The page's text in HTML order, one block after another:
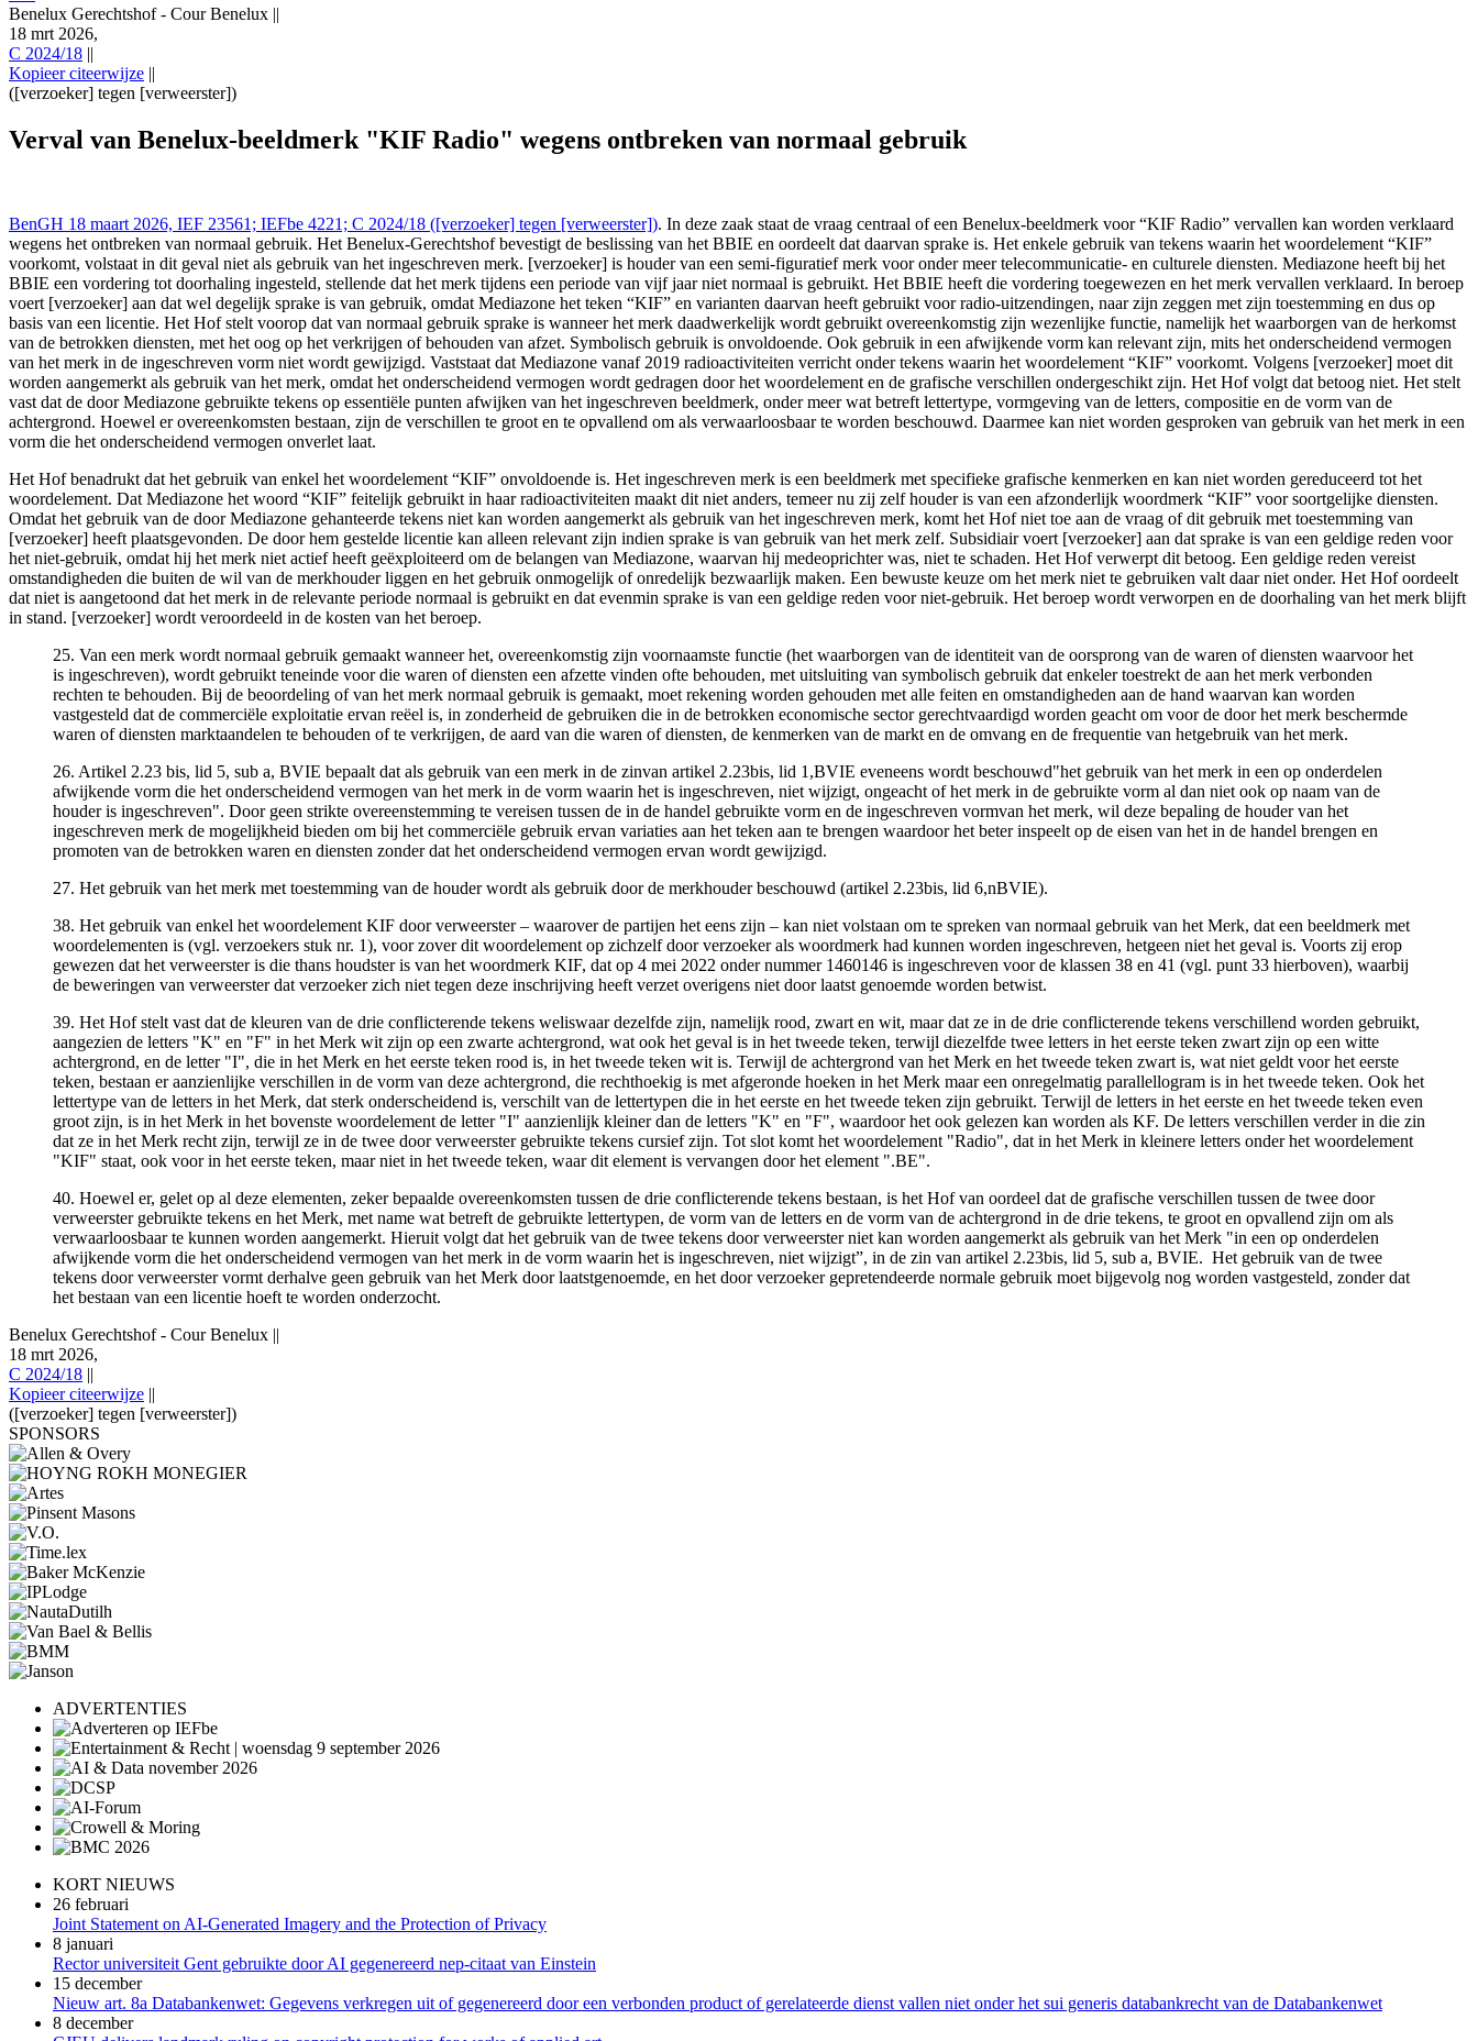
Benelux Gerechtshof - Cour Benelux ||
18 mrt 2026,
C 2024/18 ||
Kopieer citeerwijze ||
([verzoeker] tegen [verweerster])
ontbreken-van-normaal-gebruik
Verval van Benelux-beeldmerk "KIF Radio" wegens ontbreken van normaal gebruik
BenGH 18 maart 2026, IEF 23561; IEFbe 4221; C 2024/18 ([verzoeker] tegen [verweerster]). In deze zaak staat de vraag centraal of een Benelux-beeldmerk voor “KIF Radio” vervallen kan worden verklaard
wegens het ontbreken van normaal gebruik. Het Benelux-Gerechtshof bevestigt de beslissing van het BBIE en oordeelt dat daarvan sprake is. Het enkele gebruik van tekens waarin het woordelement “KIF”
voorkomt, volstaat in dit geval niet als gebruik van het ingeschreven merk. [verzoeker] is houder van een semi-figuratief merk voor onder meer telecommunicatie- en culturele diensten. Mediazone heeft bij het
BBIE een vordering tot doorhaling ingesteld, stellende dat het merk tijdens een periode van vijf jaar niet normaal is gebruikt. Het BBIE heeft die vordering toegewezen en het merk vervallen verklaard. In beroep
voert [verzoeker] aan dat wel degelijk sprake is van gebruik, omdat Mediazone het teken “KIF” en varianten daarvan heeft gebruikt voor radio-uitzendingen, naar zijn zeggen met zijn toestemming en dus op
basis van een licentie. Het Hof stelt voorop dat van normaal gebruik sprake is wanneer het merk daadwerkelijk wordt gebruikt overeenkomstig zijn wezenlijke functie, namelijk het waarborgen van de herkomst
van de betrokken diensten, met het oog op het verkrijgen of behouden van afzet. Symbolisch gebruik is onvoldoende. Ook gebruik in een afwijkende vorm kan relevant zijn, mits het onderscheidend vermogen
van het merk in de ingeschreven vorm niet wordt gewijzigd. Vaststaat dat Mediazone vanaf 2019 radioactiviteiten verricht onder tekens waarin het woordelement “KIF” voorkomt. Volgens [verzoeker] moet dit
worden aangemerkt als gebruik van het merk, omdat het onderscheidend vermogen wordt gedragen door het woordelement en de grafische verschillen ondergeschikt zijn. Het Hof volgt dat betoog niet. Het stelt
vast dat de door Mediazone gebruikte tekens op essentiële punten afwijken van het ingeschreven beeldmerk, onder meer wat betreft lettertype, vormgeving van de letters, compositie en de vorm van de
achtergrond. Hoewel er overeenkomsten bestaan, zijn de verschillen te groot en te opvallend om als verwaarloosbaar te worden beschouwd. Daarmee kan niet worden gesproken van gebruik van het merk in een
vorm die het onderscheidend vermogen onverlet laat.
Het Hof benadrukt dat het gebruik van enkel het woordelement “KIF” onvoldoende is. Het ingeschreven merk is een beeldmerk met specifieke grafische kenmerken en kan niet worden gereduceerd tot het
woordelement. Dat Mediazone het woord “KIF” feitelijk gebruikt in haar radioactiviteiten maakt dit niet anders, temeer nu zij zelf houder is van een afzonderlijk woordmerk “KIF” voor soortgelijke diensten.
Omdat het gebruik van de door Mediazone gehanteerde tekens niet kan worden aangemerkt als gebruik van het ingeschreven merk, komt het Hof niet toe aan de vraag of dit gebruik met toestemming van
[verzoeker] heeft plaatsgevonden. De door hem gestelde licentie kan alleen relevant zijn indien sprake is van gebruik van het merk zelf. Subsidiair voert [verzoeker] aan dat sprake is van een geldige reden voor
het niet-gebruik, omdat hij het merk niet actief heeft geëxploiteerd om de belangen van Mediazone, waarvan hij medeoprichter was, niet te schaden. Het Hof verwerpt dit betoog. Een geldige reden vereist
omstandigheden die buiten de wil van de merkhouder liggen en het gebruik onmogelijk of onredelijk bezwaarlijk maken. Een bewuste keuze om het merk niet te gebruiken valt daar niet onder. Het Hof oordeelt
dat niet is aangetoond dat het merk in de relevante periode normaal is gebruikt en dat evenmin sprake is van een geldige reden voor niet-gebruik. Het beroep wordt verworpen en de doorhaling van het merk blijft
in stand. [verzoeker] wordt veroordeeld in de kosten van het beroep.
25. Van een merk wordt normaal gebruik gemaakt wanneer het, overeenkomstig zijn voornaamste functie (het waarborgen van de identiteit van de oorsprong van de waren of diensten waarvoor het
is ingeschreven), wordt gebruikt teneinde voor die waren of diensten een afzette vinden ofte behouden, met uitsluiting van symbolisch gebruik dat enkeler toestrekt de aan het merk verbonden
rechten te behouden. Bij de beoordeling of van het merk normaal gebruik is gemaakt, moet rekening worden gehouden met alle feiten en omstandigheden aan de hand waarvan kan worden
vastgesteld dat de commerciële exploitatie ervan reëel is, in zonderheid de gebruiken die in de betrokken economische sector gerechtvaardigd worden geacht om voor de door het merk beschermde
waren of diensten marktaandelen te behouden of te verkrijgen, de aard van die waren of diensten, de kenmerken van de markt en de omvang en de frequentie van hetgebruik van het merk.
26. Artikel 2.23 bis, lid 5, sub a, BVIE bepaalt dat als gebruik van een merk in de zinvan artikel 2.23bis, lid 1,BVIE eveneens wordt beschouwd"het gebruik van het merk in een op onderdelen
afwijkende vorm die het onderscheidend vermogen van het merk in de vorm waarin het is ingeschreven, niet wijzigt, ongeacht of het merk in de gebruikte vorm al dan niet ook op naam van de
houder is ingeschreven". Door geen strikte overeenstemming te vereisen tussen de in de handel gebruikte vorm en de ingeschreven vormvan het merk, wil deze bepaling de houder van het
ingeschreven merk de mogelijkheid bieden om bij het commerciële gebruik ervan variaties aan het teken aan te brengen waardoor het beter inspeelt op de eisen van het in de handel brengen en
promoten van de betrokken waren en diensten zonder dat het onderscheidend vermogen ervan wordt gewijzigd.
27. Het gebruik van het merk met toestemming van de houder wordt als gebruik door de merkhouder beschouwd (artikel 2.23bis, lid 6,nBVIE).
38. Het gebruik van enkel het woordelement KIF door verweerster – waarover de partijen het eens zijn – kan niet volstaan om te spreken van normaal gebruik van het Merk, dat een beeldmerk met
woordelementen is (vgl. verzoekers stuk nr. 1), voor zover dit woordelement op zichzelf door verzoeker als woordmerk had kunnen worden ingeschreven, hetgeen niet het geval is. Voorts zij erop
gewezen dat het verweerster is die thans houdster is van het woordmerk KIF, dat op 4 mei 2022 onder nummer 1460146 is ingeschreven voor de klassen 38 en 41 (vgl. punt 33 hierboven), waarbij
de beweringen van verweerster dat verzoeker zich niet tegen deze inschrijving heeft verzet overigens niet door laatst genoemde worden betwist.
39. Het Hof stelt vast dat de kleuren van de drie conflicterende tekens weliswaar dezelfde zijn, namelijk rood, zwart en wit, maar dat ze in de drie conflicterende tekens verschillend worden gebruikt,
aangezien de letters "K" en "F" in het Merk wit zijn op een zwarte achtergrond, wat ook het geval is in het tweede teken, terwijl diezelfde twee letters in het eerste teken zwart zijn op een witte
achtergrond, en de letter "I", die in het Merk en het eerste teken rood is, in het tweede teken wit is. Terwijl de achtergrond van het Merk en het tweede teken zwart is, wat niet geldt voor het eerste
teken, bestaan er aanzienlijke verschillen in de vorm van deze achtergrond, die rechthoekig is met afgeronde hoeken in het Merk maar een onregelmatig parallellogram is in het tweede teken. Ook het
lettertype van de letters in het Merk, dat sterk onderscheidend is, verschilt van de lettertypen die in het eerste en het tweede teken zijn gebruikt. Terwijl de letters in het eerste en het tweede teken even
groot zijn, is in het Merk in het bovenste woordelement de letter "I" aanzienlijk kleiner dan de letters "K" en "F", waardoor het ook gelezen kan worden als KF. De letters verschillen verder in die zin
dat ze in het Merk recht zijn, terwijl ze in de twee door verweerster gebruikte tekens cursief zijn. Tot slot komt het woordelement "Radio", dat in het Merk in kleinere letters onder het woordelement
"KIF" staat, ook voor in het eerste teken, maar niet in het tweede teken, waar dit element is vervangen door het element ".BE".
40. Hoewel er, gelet op al deze elementen, zeker bepaalde overeenkomsten tussen de drie conflicterende tekens bestaan, is het Hof van oordeel dat de grafische verschillen tussen de twee door
verweerster gebruikte tekens en het Merk, met name wat betreft de gebruikte lettertypen, de vorm van de letters en de vorm van de achtergrond in de drie tekens, te groot en opvallend zijn om als
verwaarloosbaar te kunnen worden aangemerkt. Hieruit volgt dat het gebruik van de twee tekens door verweerster niet kan worden aangemerkt als gebruik van het Merk "in een op onderdelen
afwijkende vorm die het onderscheidend vermogen van het merk in de vorm waarin het is ingeschreven, niet wijzigt”, in de zin van artikel 2.23bis, lid 5, sub a, BVIE. Het gebruik van de twee
tekens door verweerster vormt derhalve geen gebruik van het Merk door laatstgenoemde, en het door verzoeker gepretendeerde normale gebruik moet bijgevolg nog worden vastgesteld, zonder dat
het bestaan van een licentie hoeft te worden onderzocht.
Benelux Gerechtshof - Cour Benelux ||
18 mrt 2026,
C 2024/18 ||
Kopieer citeerwijze ||
([verzoeker] tegen [verweerster])
SPONSORS
ADVERTENTIES
KORT NIEUWS
26 februari
Joint Statement on AI-Generated Imagery and the Protection of Privacy
8 januari
Rector universiteit Gent gebruikte door AI gegenereerd nep-citaat van Einstein
15 december
Nieuw art. 8a Databankenwet: Gegevens verkregen uit of gegenereerd door een verbonden product of gerelateerde dienst vallen niet onder het sui generis databankrecht van de Databankenwet
8 december